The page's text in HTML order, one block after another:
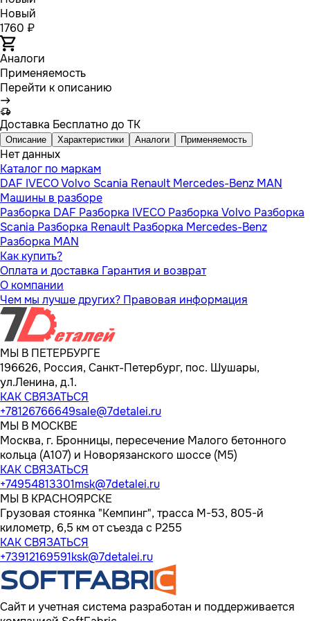
Новый
1760 ₽
Аналоги
Применяемость
Перейти к описанию
Доставка Бесплатно до ТК
Описание Характеристики Аналоги Применяемость
Нет данных
Каталог по маркам
DAF IVECOVolvo Scania Renault Mercedes-Benz MAN
Машины в разборе
Разборка DAF Разборка IVECO Разборка Volvo Разборка
Scania Разборка Renault Разборка Mercedes-Benz
Разборка MAN
Как купить?
Оплата и доставка Гарантия и возврат
О компании
Чем мы лучше других? Правовая информация
МЫ В ПЕТЕРБУРГЕ
196626, Россия, Санкт-Петербург, пос. Шушары,
ул.Ленина, д.1.
КАК СВЯЗАТЬСЯ
+78126766649sale@7detalei.ru
МЫ В МОСКВЕ
Москва, г. Бронницы, пересечение Малого бетонного
кольца (А107) и Новорязанского шоссе (М5)
КАК СВЯЗАТЬСЯ
+74954813301msk@7detalei.ru
МЫ В КРАСНОЯРСКЕ
Грузовая стоянка "Кемпинг", трасса M-53, 805-й
километр, 6,5 км от съезда с Р255
КАК СВЯЗАТЬСЯ
+73912169591ksk@7detalei.ru
Сайт и учетная система разработан и поддерживается